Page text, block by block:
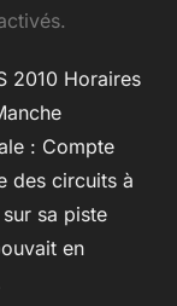
2010 Horaires
: Compte
des circuits à
sur sa piste
en